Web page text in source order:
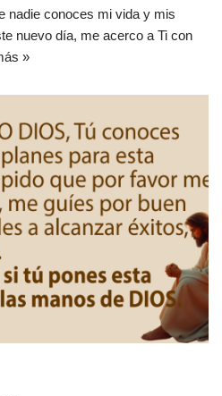
nadie conoces mi vida y mis
nuevo día, me acerco a Ti con
»